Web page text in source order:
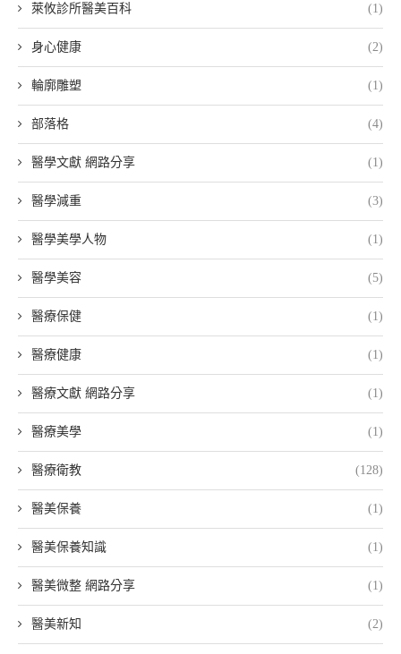
萊攸診所醫美百科 (1)
身心健康 (2)
輪廓雕塑 (1)
部落格 (4)
醫學文獻 網路分享 (1)
醫學減重 (3)
醫學美學人物 (1)
醫學美容 (5)
醫療保健 (1)
醫療健康 (1)
醫療文獻 網路分享 (1)
醫療美學 (1)
醫療衛教 (128)
醫美保養 (1)
醫美保養知識 (1)
醫美微整 網路分享 (1)
醫美新知 (2)